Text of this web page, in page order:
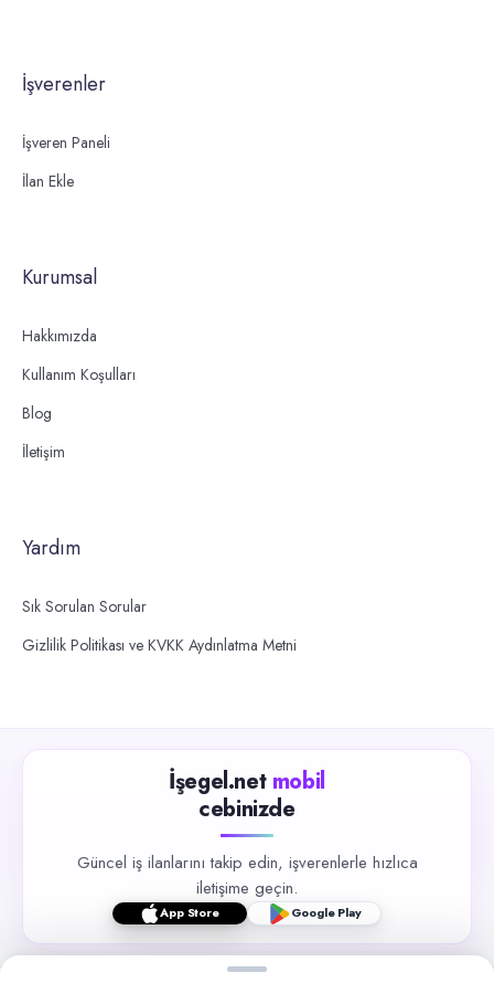
İşverenler
İşveren Paneli
İlan Ekle
Kurumsal
Hakkımızda
Kullanım Koşulları
Blog
İletişim
Yardım
Sık Sorulan Sorular
Gizlilik Politikası ve KVKK Aydınlatma Metni
İşegel.net mobil
cebinizde
Güncel iş ilanlarını takip edin, işverenlerle hızlıca
iletişime geçin.
App Store Google Play